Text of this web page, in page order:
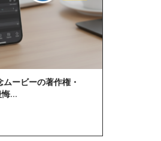
ムービーの著作権・
悔...